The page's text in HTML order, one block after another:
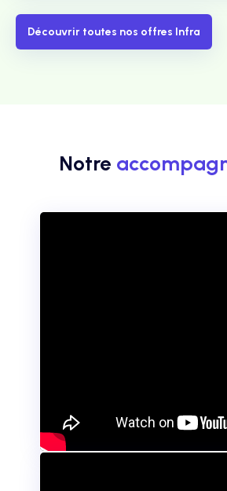
Découvrir toutes nos offres Infra
Notre